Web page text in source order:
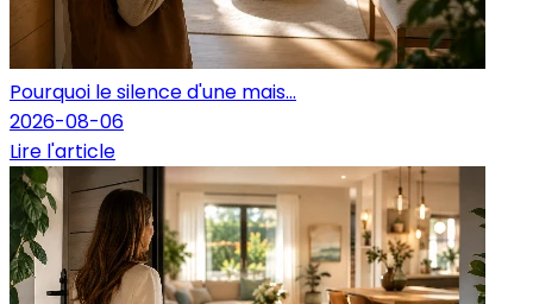
Pourquoi le silence d'une mais...
2026-08-06
Lire l'article